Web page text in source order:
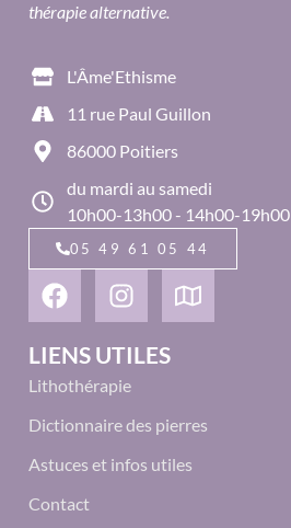
thérapie alternative.
L'Âme'Ethisme
11 rue Paul Guillon
86000 Poitiers
du mardi au samedi
10h00-13h00 - 14h00-19h00
05 49 61 05 44
LIENS UTILES
Lithothérapie
Dictionnaire des pierres
Astuces et infos utiles
Contact